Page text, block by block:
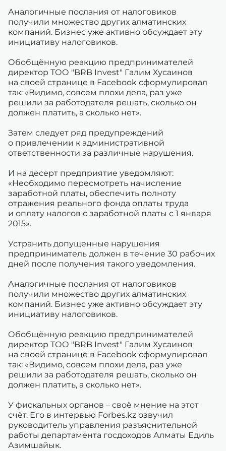
Аналогичные послания от налоговиков
получили множество других алматинских
компаний. Бизнес уже активно обсуждает эту
инициативу налоговиков.
Обобщённую реакцию предпринимателей
директор ТОО "BRB Invest" Галим Хусаинов
на своей странице в Facebook сформулировал
так: «Видимо, совсем плохи дела, раз уже
решили за работодателя решать, сколько он
должен платить, а сколько нет».
Затем следует ряд предупреждений
о привлечении к административной
ответственности за различные нарушения.
И на десерт предприятие уведомляют:
«Необходимо пересмотреть начисление
заработной платы, обеспечить полноту
отражения реального фонда оплаты труда
и оплату налогов с заработной платы с 1 января
2015».
Устранить допущенные нарушения
предприниматель должен в течение 30 рабочих
дней после получения такого уведомления.
Аналогичные послания от налоговиков
получили множество других алматинских
компаний. Бизнес уже активно обсуждает эту
инициативу налоговиков.
Обобщённую реакцию предпринимателей
директор ТОО "BRB Invest" Галим Хусаинов
на своей странице в Facebook сформулировал
так: «Видимо, совсем плохи дела, раз уже
решили за работодателя решать, сколько он
должен платить, а сколько нет».
У фискальных органов – своё мнение на этот
счёт. Его в интервью Forbes.kz озвучил
руководитель управления разъяснительной
работы департамента госдоходов Алматы Едиль
Азимшайык.